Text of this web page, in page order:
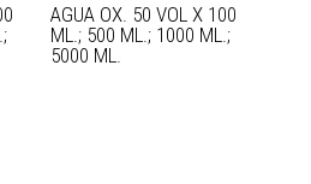
AGUA OX. 50 VOL X 100
ML.; 500 ML.; 1000 ML.;
5000 ML.